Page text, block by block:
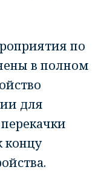
по
в полном
для
концу